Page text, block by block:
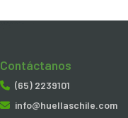
Contáctanos
(65) 2239101
info@huellaschile.com